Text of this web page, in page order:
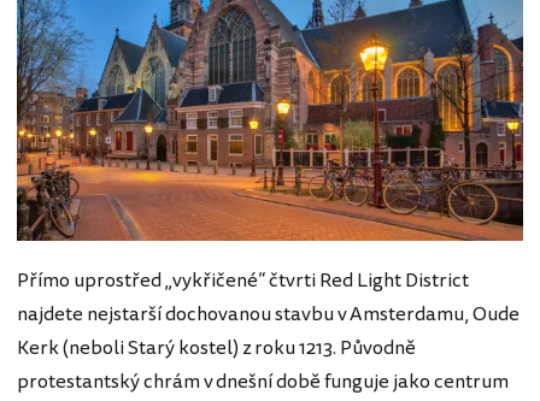
Přímo uprostřed „vykřičené“ čtvrti Red Light District
najdete nejstarší dochovanou stavbu v Amsterdamu, Oude
Kerk (neboli Starý kostel) z roku 1213. Původně
protestantský chrám v dnešní době funguje jako centrum